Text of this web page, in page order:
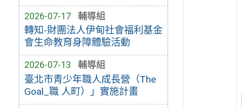
2026-07-17 輔導組
轉知-財團法人伊甸社會福利基金
會生命教育身障體驗活動
2026-07-13 輔導組
臺北市青少年職人成長營（The
Goal_職 人町）」實施計畫